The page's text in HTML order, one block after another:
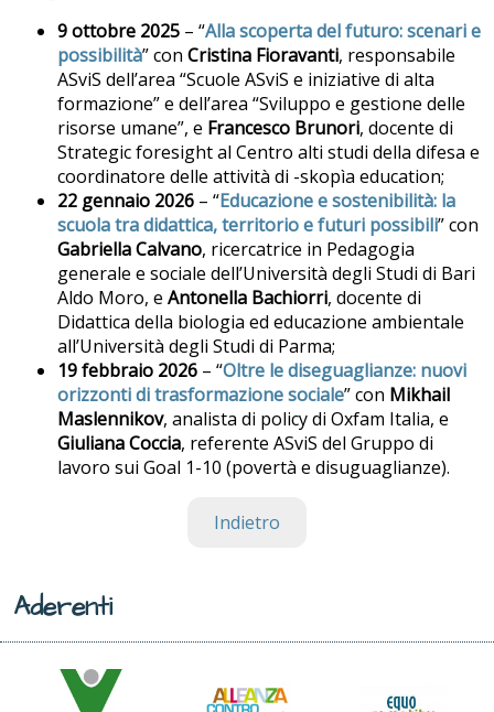
9 ottobre 2025 – “Alla scoperta del futuro: scenari e
possibilità” con Cristina Fioravanti, responsabile
ASviS dell’area “Scuole ASviS e iniziative di alta
formazione” e dell’area “Sviluppo e gestione delle
risorse umane”, e Francesco Brunori, docente di
Strategic foresight al Centro alti studi della difesa e
coordinatore delle attività di -skopìa education;
22 gennaio 2026 – “Educazione e sostenibilità: la
scuola tra didattica, territorio e futuri possibili” con
Gabriella Calvano, ricercatrice in Pedagogia
generale e sociale dell’Università degli Studi di Bari
Aldo Moro, e Antonella Bachiorri, docente di
Didattica della biologia ed educazione ambientale
all’Università degli Studi di Parma;
19 febbraio 2026 – “Oltre le diseguaglianze: nuovi
orizzonti di trasformazione sociale” con Mikhail
Maslennikov, analista di policy di Oxfam Italia, e
Giuliana Coccia, referente ASviS del Gruppo di
lavoro sui Goal 1-10 (povertà e disuguaglianze).
Indietro
Aderenti